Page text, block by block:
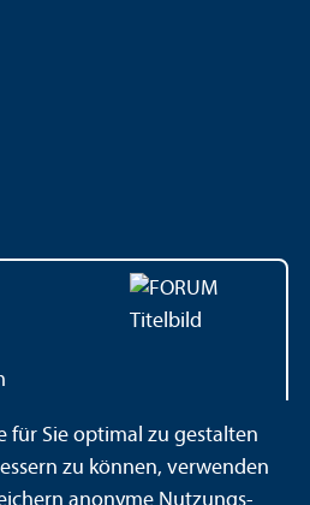
Datenschutz Barrierefreiheit
für Sie optimal zu gestalten
zu können, verwenden